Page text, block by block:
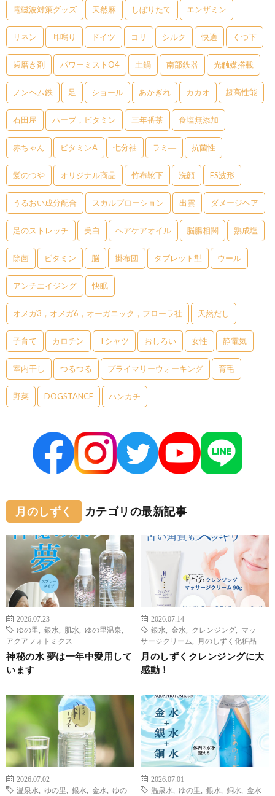
電磁波対策グッズ 天然麻 しぼりたて エンザミン
リネン 耳鳴り ドイツ コリ シルク 快適 くつ下
歯磨き剤 パワーミストO4 土鍋 南部鉄器 光触媒搭載
ノンヘム鉄 足 ショール あかぎれ カカオ 超高性能
石田屋 ハーブ，ビタミン 三年番茶 食塩無添加
赤ちゃん ビタミンA 七分袖 ラミ― 抗菌性
髪のつや オリジナル商品 竹布靴下 洗顔 ES波形
うるおい成分配合 スカルプローション 出雲 ダメージヘア
足のストレッチ 美白 ヘアケアオイル 脳腸相関 熟成塩
除菌 ビタミン 脳 掛布団 タブレット型 ウール
アンチエイジング 快眠
オメガ3，オメガ6，オーガニック，フローラ社 天然だし
子育て カロチン Tシャツ おしろい 女性 静電気
室内干し つるつる プライマリーウォーキング 育毛
野菜 DOGSTANCE ハンカチ
月のしずく カテゴリの最新記事
2026.07.23
ゆの里
銀水 肌水 ゆの里温泉
アクアフォトミクス
神秘の水 夢は一年中愛用して
います
2026.07.14
銀水
金水 クレンジング
マッ
サージクリーム
月のしずく化粧品
月のしずくクレンジングに大
感動！
2026.07.02
温泉水
ゆの里 銀水 金水
ゆの
2026.07.01
温泉水
ゆの里 銀水 銅水 金水